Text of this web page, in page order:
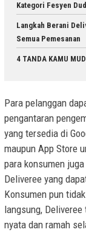
Kategori Fesyen
Langkah Berani
Semua Pemesanan
4 TANDA KAMU
Para pelanggan
pengantaran
yang tersedia di
maupun App Store
para konsumen
Deliveree yang
Konsumen pun
langsung,
nyata dan ramah